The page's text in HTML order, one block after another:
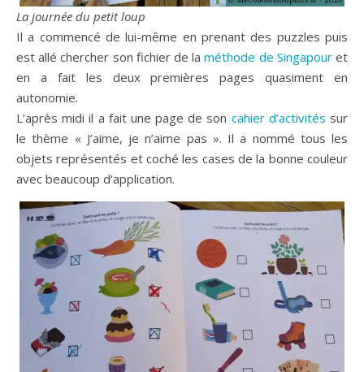
La journée du petit loup
Il a commencé de lui-même en prenant des puzzles puis
est allé chercher son fichier de laméthode de Singapouret
en a fait les deux premières pages quasiment en
autonomie.
L’après midi il a fait une page de son cahier d’activités sur
le thème « J’aime, je n’aime pas ». Il a nommé tous les
objets représentés et coché les cases de la bonne couleur
avec beaucoup d’application.